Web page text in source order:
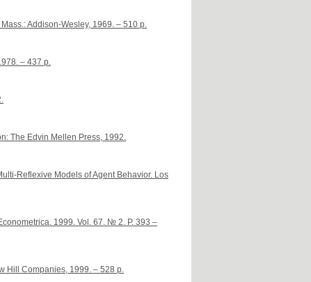
Addison-Wesley, 1969. – 510 p.
– 437 p.
The Edvin Mellen Press, 1992.
Reflexive Models of Agent Behavior. Los
1999. Vol. 67. № 2. P. 393 –
Hill Companies, 1999. – 528 p.